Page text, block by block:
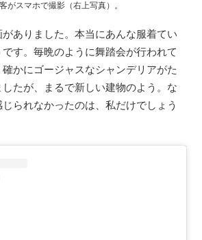
がスマホで撮影（右上写真）。
ありました。本当にあんな服着てい
す。毎晩のように舞踏会が行われて
かにゴージャスなシャンデリアがた
したが、まるで新しい建物のよう。な
られなかったのは、私だけでしょう